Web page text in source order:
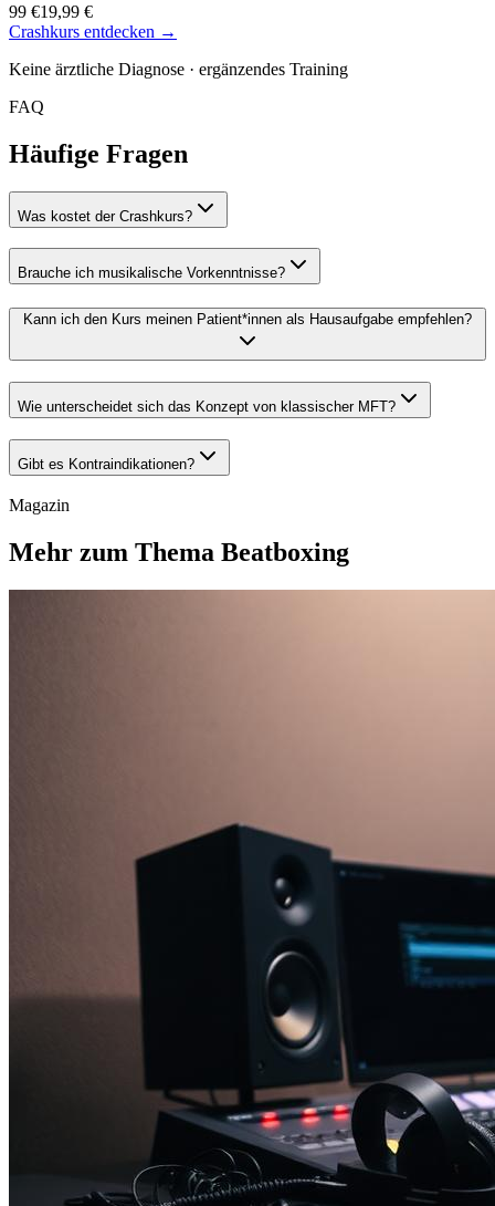
99 €19,99 €
Crashkurs entdecken →
Keine ärztliche Diagnose · ergänzendes Training
FAQ
Häufige Fragen
Was kostet der Crashkurs?
Brauche ich musikalische Vorkenntnisse?
Kann ich den Kurs meinen Patient*innen als Hausaufgabe empfehlen?
Wie unterscheidet sich das Konzept von klassischer MFT?
Gibt es Kontraindikationen?
Magazin
Mehr zum Thema Beatboxing